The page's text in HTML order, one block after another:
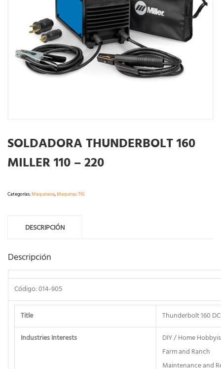
SOLDADORA THUNDERBOLT 160
MILLER 110 – 220
Categorías:Maquinaria,Maquinas TIG
DESCRIPCIÓN
Descripción
Código: 014-905
Title
Thunderbolt 160
Industries Interests
DIY / Home
Farm and Ranch
Maintenance and